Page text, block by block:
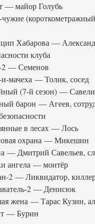
— майор Голубь
Хабарова —
клуба
— Семенов
мачеха — Толик, сосед
(7-й сезон) —
барон — Агеев,
в лесах — Лось
охрана — Микешин
— Дмитрий Савельев,
ангела — монтёр
2 — Ликвидатор,
2 — Денисюк
жена — Тарас Кузин,
— Бурин